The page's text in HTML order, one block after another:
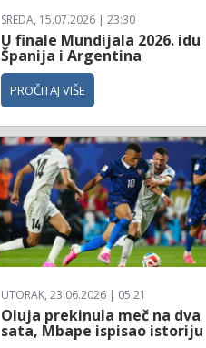
SREDA, 15.07.2026 | 23:30
U finale Mundijala 2026. idu
Španija i Argentina
PROČITAJ VIŠE
UTORAK, 23.06.2026 | 05:21
Oluja prekinula meč na dva
sata, Mbape ispisao istoriju